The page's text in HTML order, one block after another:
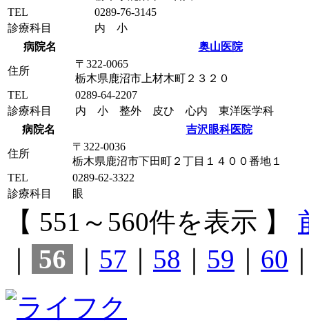
TEL
0289-76-3145
診療科目
内 小
病院名
奥山医院
住所
〒322-0065
栃木県鹿沼市上材木町２３２０
TEL
0289-64-2207
診療科目
内 小 整外 皮ひ 心内 東洋医学科
病院名
吉沢眼科医院
住所
〒322-0036
栃木県鹿沼市下田町２丁目１４００番地１
TEL
0289-62-3322
診療科目
眼
【 551～560件を表示 】
56 57 58 59 60